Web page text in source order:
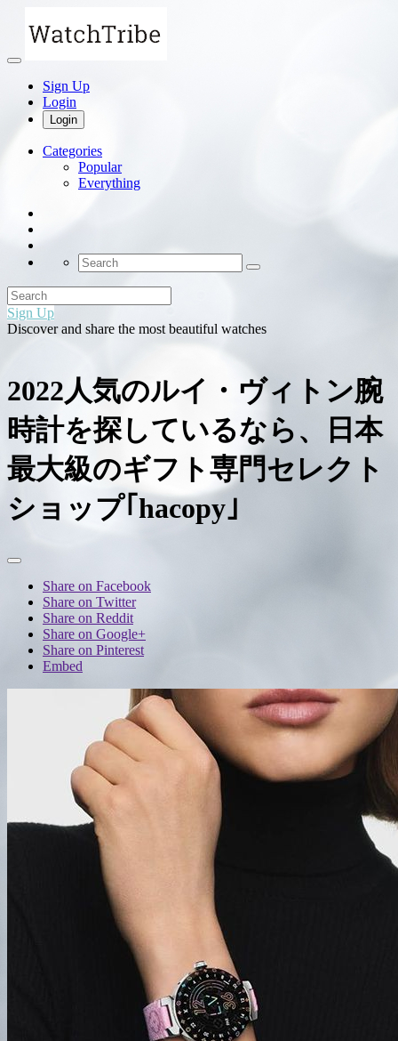
Sign Up
Login
Login
Categories
Popular
Everything
Sign Up
Discover and share the most beautiful watches
2022人気のルイ・ヴィトン腕
時計を探しているなら、日本
最大級のギフト専門セレクト
ショップ｢hacopy｣
Share on Facebook
Share on Twitter
Share on Reddit
Share on Google+
Share on Pinterest
Embed